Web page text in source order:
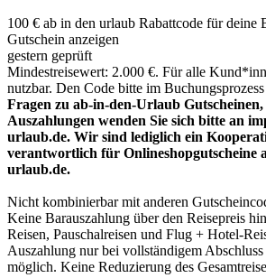
100 € ab in den urlaub Rabattcode für deine
Gutschein anzeigen
gestern geprüft
Mindestreisewert: 2.000 €. Für alle
nutzbar. Den Code bitte im
Fragen zu ab-in-den-Urlaub
Auszahlungen wenden Sie sich bitte an
urlaub.de. Wir sind lediglich ein
verantwortlich für Onlineshopgutscheine
urlaub.de.
Nicht kombinierbar mit anderen
Keine Barauszahlung über den Reisepreis
Reisen, Pauschalreisen und Flug + Hotel-
Auszahlung nur bei vollständigem
möglich. Keine Reduzierung des